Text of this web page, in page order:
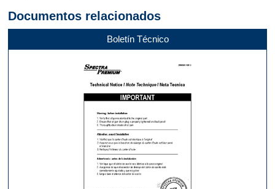
Documentos relacionados
Boletín Técnico